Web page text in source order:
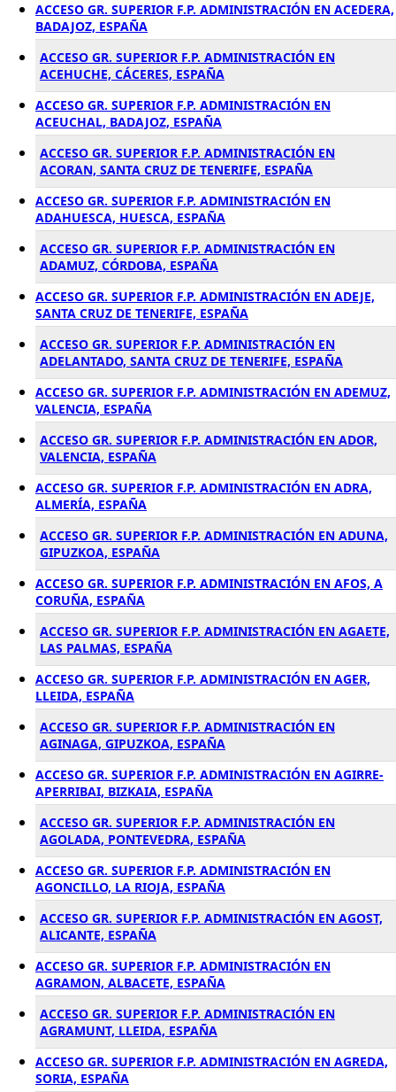
ACCESO GR. SUPERIOR F.P. ADMINISTRACIÓN EN ACEDERA,
BADAJOZ, ESPAÑA
ACCESO GR. SUPERIOR F.P. ADMINISTRACIÓN EN
ACEHUCHE, CÁCERES, ESPAÑA
ACCESO GR. SUPERIOR F.P. ADMINISTRACIÓN EN
ACEUCHAL, BADAJOZ, ESPAÑA
ACCESO GR. SUPERIOR F.P. ADMINISTRACIÓN EN
ACORAN, SANTA CRUZ DE TENERIFE, ESPAÑA
ACCESO GR. SUPERIOR F.P. ADMINISTRACIÓN EN
ADAHUESCA, HUESCA, ESPAÑA
ACCESO GR. SUPERIOR F.P. ADMINISTRACIÓN EN
ADAMUZ, CÓRDOBA, ESPAÑA
ACCESO GR. SUPERIOR F.P. ADMINISTRACIÓN EN ADEJE,
SANTA CRUZ DE TENERIFE, ESPAÑA
ACCESO GR. SUPERIOR F.P. ADMINISTRACIÓN EN
ADELANTADO, SANTA CRUZ DE TENERIFE, ESPAÑA
ACCESO GR. SUPERIOR F.P. ADMINISTRACIÓN EN ADEMUZ,
VALENCIA, ESPAÑA
ACCESO GR. SUPERIOR F.P. ADMINISTRACIÓN EN ADOR,
VALENCIA, ESPAÑA
ACCESO GR. SUPERIOR F.P. ADMINISTRACIÓN EN ADRA,
ALMERÍA, ESPAÑA
ACCESO GR. SUPERIOR F.P. ADMINISTRACIÓN EN ADUNA,
GIPUZKOA, ESPAÑA
ACCESO GR. SUPERIOR F.P. ADMINISTRACIÓN EN AFOS, A
CORUÑA, ESPAÑA
ACCESO GR. SUPERIOR F.P. ADMINISTRACIÓN EN AGAETE,
LAS PALMAS, ESPAÑA
ACCESO GR. SUPERIOR F.P. ADMINISTRACIÓN EN AGER,
LLEIDA, ESPAÑA
ACCESO GR. SUPERIOR F.P. ADMINISTRACIÓN EN
AGINAGA, GIPUZKOA, ESPAÑA
ACCESO GR. SUPERIOR F.P. ADMINISTRACIÓN EN AGIRRE-
APERRIBAI, BIZKAIA, ESPAÑA
ACCESO GR. SUPERIOR F.P. ADMINISTRACIÓN EN
AGOLADA, PONTEVEDRA, ESPAÑA
ACCESO GR. SUPERIOR F.P. ADMINISTRACIÓN EN
AGONCILLO, LA RIOJA, ESPAÑA
ACCESO GR. SUPERIOR F.P. ADMINISTRACIÓN EN AGOST,
ALICANTE, ESPAÑA
ACCESO GR. SUPERIOR F.P. ADMINISTRACIÓN EN
AGRAMON, ALBACETE, ESPAÑA
ACCESO GR. SUPERIOR F.P. ADMINISTRACIÓN EN
AGRAMUNT, LLEIDA, ESPAÑA
ACCESO GR. SUPERIOR F.P. ADMINISTRACIÓN EN AGREDA,
SORIA, ESPAÑA